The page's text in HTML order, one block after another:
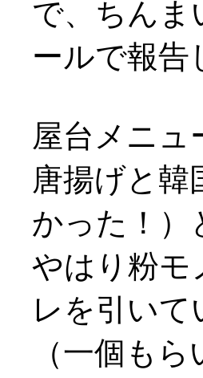
で、ちん
ールで報告
屋台メニ
唐揚げと韓
かった！）
やはり粉モ
レを引い
（一個も